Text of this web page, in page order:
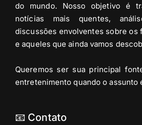
do mundo. Nosso objetivo é
notícias mais quentes,
discussões envolventes sobre os
e aqueles que ainda vamos
Queremos ser sua principal
entretenimento quando o assunto
📧 Contato